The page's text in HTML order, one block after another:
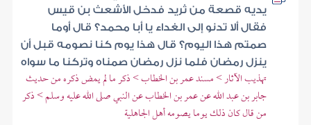
يديه قصعة من ثريد فدخل الأشعث بن قيس
فقال ألا تدنو إلى الغداء يا أبا محمد؟ قال أوما
صمتم هذا اليوم؟ قال هذا يوم كنا نصومه قبل أن
ينزل رمضان فلما نزل رمضان صمناه وتركنا ما سواه
تهذيب الآثار > مسند عمر بن الخطاب > ذكر ما لم يمض ذكره من حديث
جابر بن عبد الله عن عمر بن الخطاب عن النبي صلى الله عليه وسلم > ذكر
من قال كان ذلك يوما يصومه أهل الجاهلية